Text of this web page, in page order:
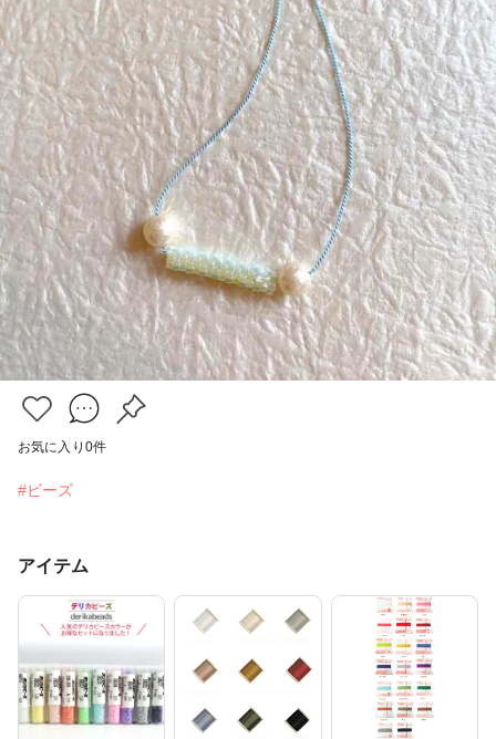
お気に入り 0件
#ビーズ
アイテム